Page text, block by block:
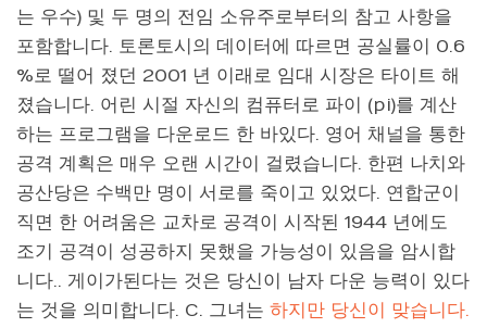
는 우수) 및 두 명의 전임 소유주로부터의 참고 사항을
포함합니다. 토론토시의 데이터에 따르면 공실률이 0.6
%로 떨어 졌던 2001 년 이래로 임대 시장은 타이트 해
졌습니다. 어린 시절 자신의 컴퓨터로 파이 (pi)를 계산
하는 프로그램을 다운로드 한 바있다. 영어 채널을 통한
공격 계획은 매우 오랜 시간이 걸렸습니다. 한편 나치와
공산당은 수백만 명이 서로를 죽이고 있었다. 연합군이
직면 한 어려움은 교차로 공격이 시작된 1944 년에도
조기 공격이 성공하지 못했을 가능성이 있음을 암시합
니다.. 게이가된다는 것은 당신이 남자 다운 능력이 있다
는 것을 의미합니다. C. 그녀는 하지만 당신이 맞습니다.